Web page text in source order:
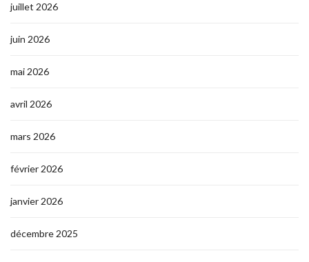
juillet 2026
juin 2026
mai 2026
avril 2026
mars 2026
février 2026
janvier 2026
décembre 2025